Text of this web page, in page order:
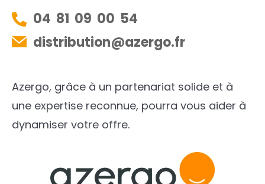
04 81 09 00 54
distribution@azergo.fr
Azergo, grâce à un partenariat solide et à
une expertise reconnue, pourra vous aider à
dynamiser votre offre.